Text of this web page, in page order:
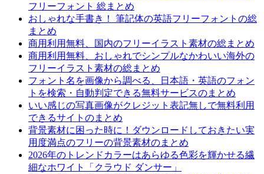
フリーフォント 総まとめ
おしゃれな手書き！ 筆記体の英語フリーフォントの総
まとめ
商用利用無料、国内のフリーイラスト素材の総まとめ
商用利用無料、おしゃれでシンプルなかわいい海外の
フリーイラスト素材の総まとめ
フォント名を画像から調べる、日本語・英語のフォン
トを検索・自動判定できる無料サービスのまとめ
いい感じの写真画像がクレジット表記無しで無料利用
できるサイトのまとめ
背景素材に困った時に！ダウンロードしておきたい実
用度満点のフリーの背景素材のまとめ
2026年のトレンドカラーはあらゆる色彩を輝かせる繊
細なホワイト「クラウド ダンサー」